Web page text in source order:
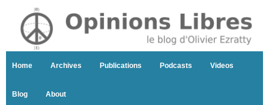
Home Archives Publications Podcasts Videos
Blog About